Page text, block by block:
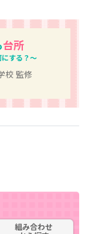
台所
する？～
校 監修
組み合わせ